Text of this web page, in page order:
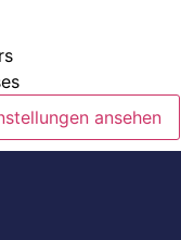
ansehen